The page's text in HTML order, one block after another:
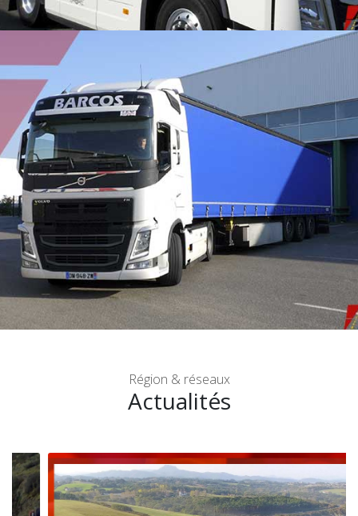
SAINT-GEOURS-DE-MAREMNE
Région & réseaux
Actualités